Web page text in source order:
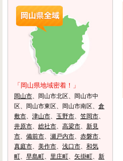
「岡山県地域密着！」
岡山市、岡山市北区、岡山市中
区、岡山市東区、岡山市南区、 倉
敷市、 津山市、 玉野市、 笠岡市、
井原市、 総社市、 高梁市、 新見
市、 備前市、 瀬戸内市、 赤磐市、
真庭市、 美作市、 浅口市、 和気
町、 早島町、 里庄町、 矢掛町、 新